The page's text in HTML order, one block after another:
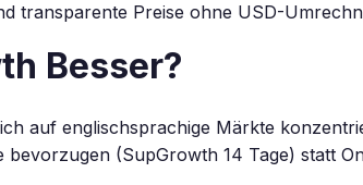
transparente Preise ohne USD-
Besser?
auf englischsprachige Märkte
bevorzugen (SupGrowth 14 Tage) statt